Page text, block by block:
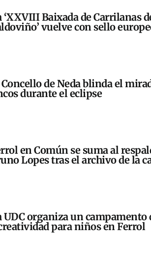
‘XXVIII Baixada de Carrilanas
vuelve con sello
de Neda blinda el
durante el eclipse
en Común se suma al
Lopes tras el archivo de la
UDC organiza un campamento
para niños en Ferrol